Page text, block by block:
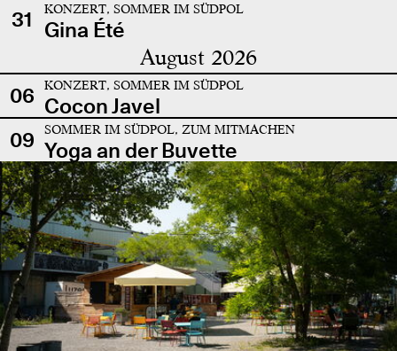
31
KONZERT, SOMMER IM SÜDPOL
Gina Été
August 2026
06 KONZERT, SOMMER IM SÜDPOL
Cocon Javel
09
SOMMER IM SÜDPOL, ZUM MITMACHEN
Yoga an der Buvette